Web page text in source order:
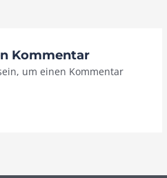
Kommentar
um einen Kommentar